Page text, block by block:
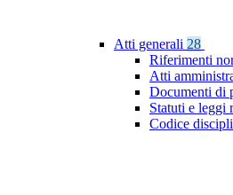
Atti generali 28
Riferimenti
Atti
Documenti di
Statuti e leggi
Codice